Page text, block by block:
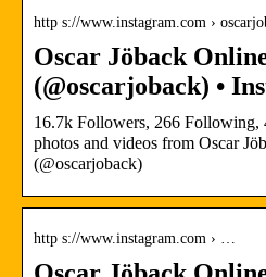
http s://www.instagram.com ›
Oscar Jöback
(@oscarjoback) •
16.7k Followers, 266 Following,
photos and videos from Oscar
(@oscarjoback)
http s://www.instagram.com › …